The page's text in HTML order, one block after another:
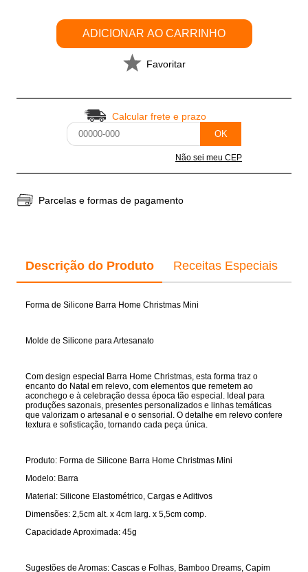
ADICIONAR AO CARRINHO
Favoritar
Calcular frete e prazo
OK
Não sei meu CEP
Parcelas e formas de pagamento
Descrição do Produto Receitas Especiais
Forma de Silicone Barra Home Christmas Mini
Molde de Silicone para Artesanato
Com design especial Barra Home Christmas, esta forma traz o
encanto do Natal em relevo, com elementos que remetem ao
aconchego e à celebração dessa época tão especial. Ideal para
produções sazonais, presentes personalizados e linhas temáticas
que valorizam o artesanal e o sensorial. O detalhe em relevo confere
textura e sofisticação, tornando cada peça única.
Produto: Forma de Silicone Barra Home Christmas Mini
Modelo: Barra
Material: Silicone Elastométrico, Cargas e Aditivos
Dimensões: 2,5cm alt.x 4cm larg. x 5,5cm comp.
Capacidade Aproximada: 45g
Sugestões de Aromas: Cascas e Folhas, Bamboo Dreams, Capim